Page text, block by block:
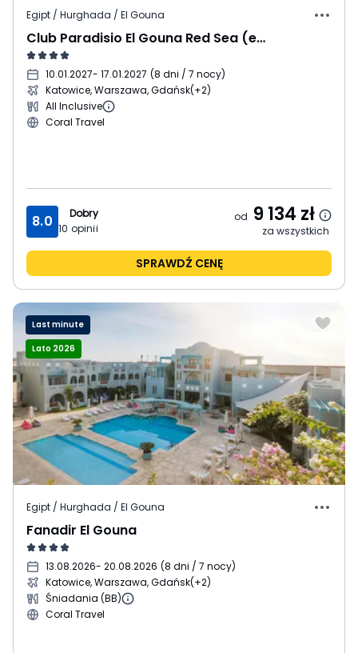
Egipt / Hurghada / El Gouna
Club Paradisio El Gouna Red Sea (ex. Labranda Club Paradisio El Gouna)
10.01.2027- 17.01.2027 (8 dni / 7 nocy)
Katowice, Warszawa, Gdańsk(+2)
All Inclusive
Coral Travel
8.0
Dobry
10 opinii
od 9 134 zł
za wszystkich
SPRAWDŹ CENĘ
Last minute
Lato 2026
Egipt / Hurghada / El Gouna
Fanadir El Gouna
13.08.2026- 20.08.2026 (8 dni / 7 nocy)
Katowice, Warszawa, Gdańsk(+2)
Śniadania (BB)
Coral Travel